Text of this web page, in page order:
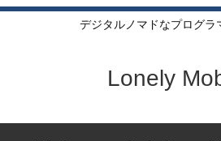
デジタルノマドなプログラ
Lonely